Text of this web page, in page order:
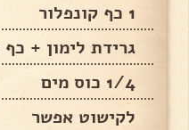
1 כף קונפלור
גרידת לימון + כף
1/4 כוס מים
לקישוט אפשר